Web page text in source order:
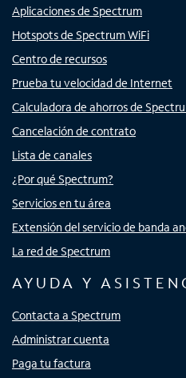
Aplicaciones de Spectrum
Hotspots de Spectrum WiFi
Centro de recursos
Prueba tu velocidad de Internet
Calculadora de ahorros de
Cancelación de contrato
Lista de canales
¿Por qué Spectrum?
Servicios en tu área
Extensión del servicio de banda
La red de Spectrum
AYUDA Y
Contacta a Spectrum
Administrar cuenta
Paga tu factura